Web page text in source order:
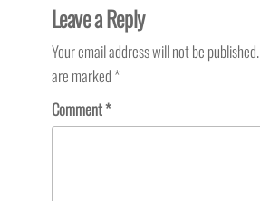
Leave a Reply
Your email address will not be published.
are marked*
Comment*